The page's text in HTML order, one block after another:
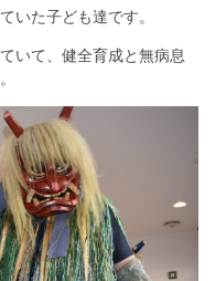
いた子ども達です。
いて、健全育成と無病息